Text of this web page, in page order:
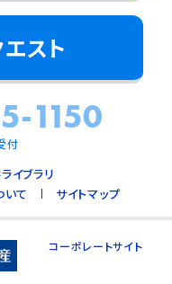
スト
1150
付
イブラリ
て サイトマップ
コーポレートサイト